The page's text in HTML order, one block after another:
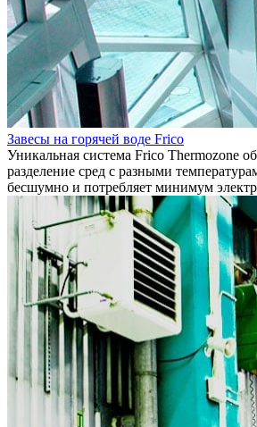
Завесы на горячей воде Frico
Уникальная система Frico Thermozone
разделение сред с разными
бесшумно и потребляет минимум